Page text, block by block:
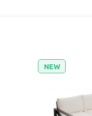
NEW